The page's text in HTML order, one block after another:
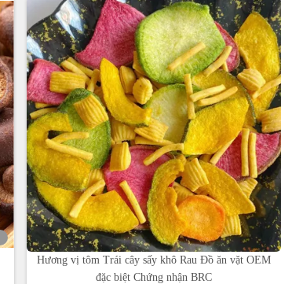
Hương vị tôm Trái cây sấy khô Rau Đồ ăn vặt OEM
đặc biệt Chứng nhận BRC